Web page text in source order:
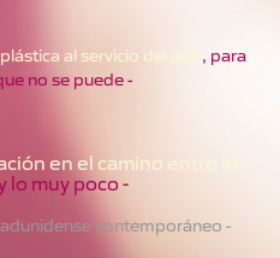
al servicio del art
, para
no se puede -
en el camino entre
lo muy poco -
contemporáneo -